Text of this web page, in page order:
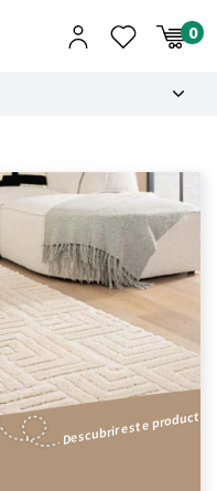
Descubrir este producto